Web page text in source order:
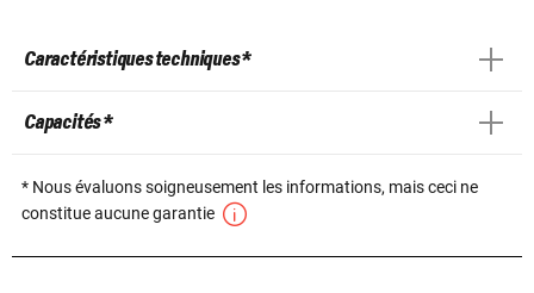
Caractéristiques techniques *
Capacités *
* Nous évaluons soigneusement les informations, mais ceci ne
constitue aucune garantie